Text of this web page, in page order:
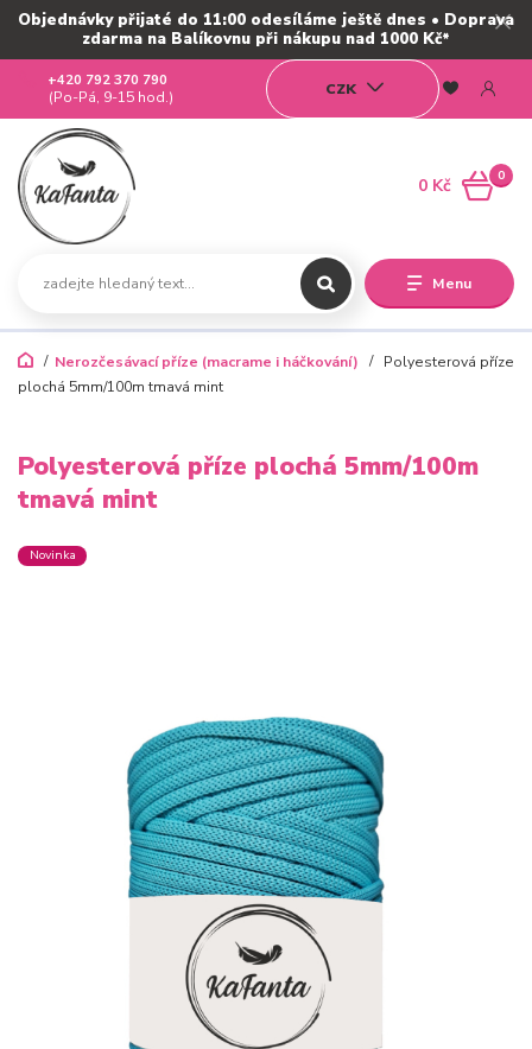
Objednávky přijaté do 11:00 odesíláme ještě dnes • Doprava
zdarma na Balíkovnu při nákupu nad 1000 Kč*
Menu
CZK
+420 792 370 790
(Po-Pá, 9-15 hod.)
0
0 Kč
Nerozčesávací příze (macrame i háčkování)
Polyesterová příze
plochá 5mm/100m tmavá mint
Polyesterová příze plochá 5mm/100m
tmavá mint
Novinka